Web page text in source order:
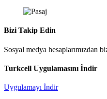
Bizi Takip Edin
Sosyal medya hesaplarımızdan
Turkcell Uygulamasını İndir
Uygulamayı İndir